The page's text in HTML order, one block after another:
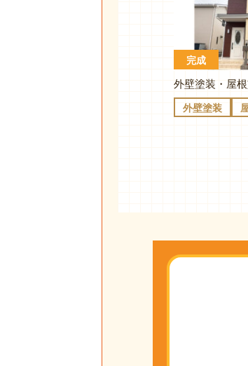
完成
外壁塗装